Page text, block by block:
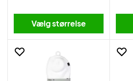
Vælg størrelse